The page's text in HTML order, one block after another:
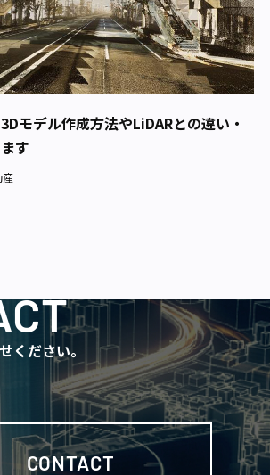
モデル作成方法やLiDARとの違い・
す
産
ください。
CONTACT